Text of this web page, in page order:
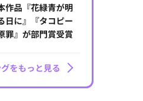
作品『花緑青が明
日に』『タコピー
罪』が部門賞受賞
をもっと見る